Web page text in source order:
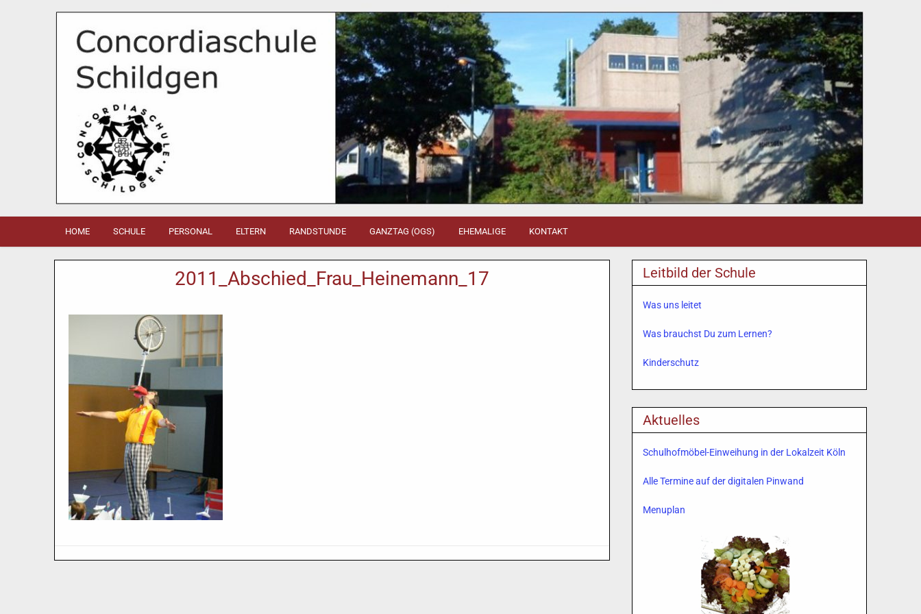
HOME SCHULE PERSONAL ELTERN RANDSTUNDE GANZTAG (OGS) EHEMALIGE KONTAKT
2011_Abschied_Frau_Heinemann_17 Leitbild der Schule
Was uns leitet
Was brauchst Du zum Lernen?
Kinderschutz
Aktuelles
Schulhofmöbel-Einweihung in der Lokalzeit Köln
Alle Termine auf der digitalen Pinwand
Menuplan